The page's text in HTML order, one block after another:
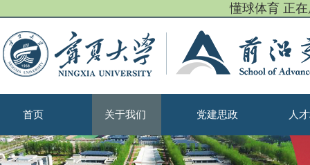
懂球体育 正
首页 关于我们 党建思政 人